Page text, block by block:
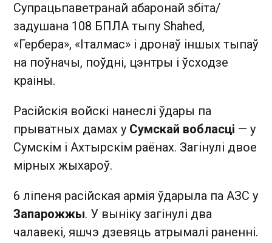
Супрацьпаветранай абаронай збіта/
задушана 108 БПЛА тыпу Shahed,
«Гербера», «Італмас» і дронаў іншых тыпаў
на поўначы, поўдні, цэнтры і ўсходзе
краіны.
Расійскія войскі нанеслі ўдары па
прыватных дамах у Сумскай вобласці — у
Сумскім і Ахтырскім раёнах. Загінулі двое
мірных жыхароў.
6 ліпеня расійская армія ўдарыла па АЗС у
Запарожжы. У выніку загінулі два
чалавекі, яшчэ дзевяць атрымалі раненні.